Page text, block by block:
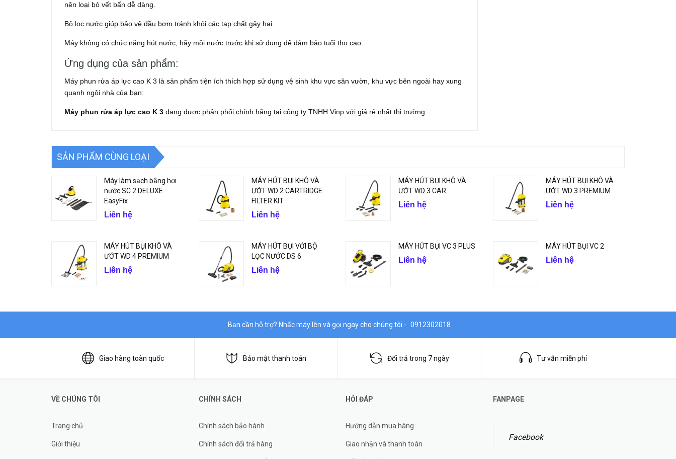
nên loại bỏ vết bẩn dễ dàng.
Bộ lọc nước giúp bảo vệ đầu bơm tránh khỏi các tạp chất gây hại.
Máy không có chức năng hút nước, hãy mồi nước trước khi sử dụng để đảm bảo tuổi thọ cao.
Ứng dụng của sản phẩm:
Máy phun rửa áp lực cao K 3 là sản phẩm tiện ích thích hợp sử dụng vệ sinh khu vực sân vườn, khu vực bên ngoài hay xung
quanh ngôi nhà của bạn:
Máy phun rửa áp lực cao K 3 đang được phân phối chính hãng tại công ty TNHH Vinp với giá rẻ nhất thị trường.
SẢN PHẨM CÙNG LOẠI
Máy làm sạch bằng hơi
nước SC 2 DELUXE
EasyFix
Liên hệ
MÁY HÚT BỤI KHÔ VÀ
ƯỚT WD 2 CARTRIDGE
FILTER KIT
Liên hệ
MÁY HÚT BỤI KHÔ VÀ
ƯỚT WD 3 CAR
Liên hệ
MÁY HÚT BỤI KHÔ VÀ
ƯỚT WD 3 PREMIUM
Liên hệ
MÁY HÚT BỤI KHÔ VÀ
ƯỚT WD 4 PREMIUM
Liên hệ
MÁY HÚT BỤI VỚI BỘ
LỌC NƯỚC DS 6
Liên hệ
MÁY HÚT BỤI VC 3 PLUS
Liên hệ
MÁY HÚT BỤI VC 2
Liên hệ
Bạn cần hỗ trợ? Nhấc máy lên và gọi ngay cho chúng tôi - 0912302018
Giao hàng toàn quốc Bảo mật thanh toán Đổi trả trong 7 ngày Tư vẫn miễn phí
VỀ CHÚNG TÔI
Trang chủ
Giới thiệu
CHÍNH SÁCH
Chính sách bảo hành
Chính sách đổi trả hàng
HỎI ĐÁP
Hướng dẫn mua hàng
Giao nhận và thanh toán
FANPAGE
Facebook